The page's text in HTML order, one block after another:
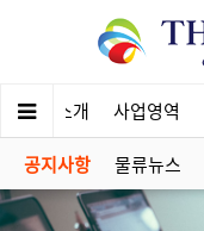
회사소개 사업영역
공지사항 물류뉴스